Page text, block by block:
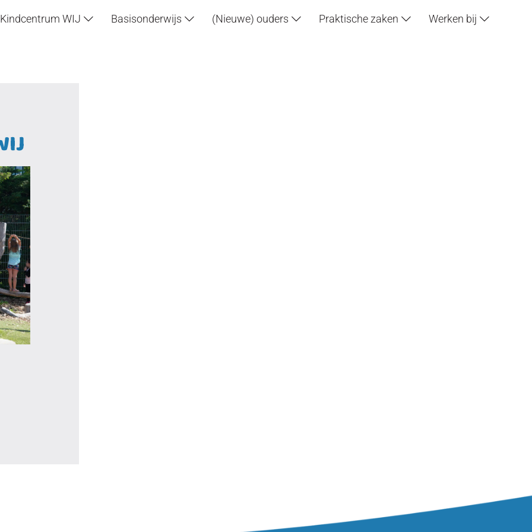
Kindcentrum WIJ Basisonderwijs (Nieuwe) ouders Praktische zaken Werken bij